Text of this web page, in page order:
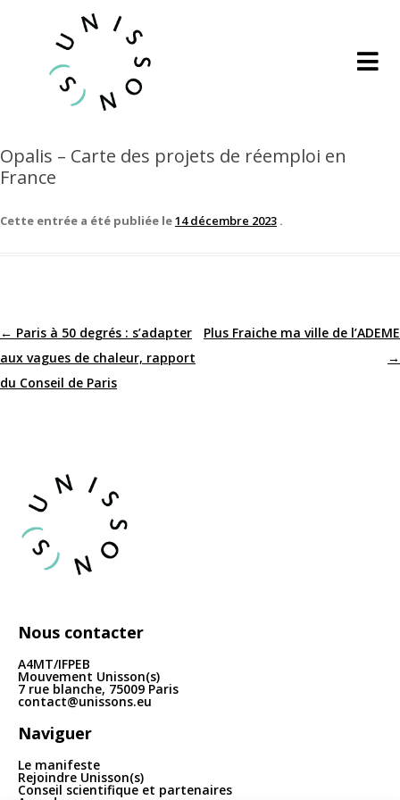
Opalis – Carte des projets de réemploi en
France
Cette entrée a été publiée le14 décembre 2023 .
Navigation
des
← Paris à 50 degrés : s’adapter
aux vagues de chaleur, rapport
du Conseil de Paris
Plus Fraiche ma ville de l’ADEME
→
Nous contacter
A4MT/IFPEB
Mouvement Unisson(s)
7 rue blanche, 75009 Paris
contact@unissons.eu
Naviguer
Le manifeste
Rejoindre Unisson(s)
Conseil scientifique et partenaires